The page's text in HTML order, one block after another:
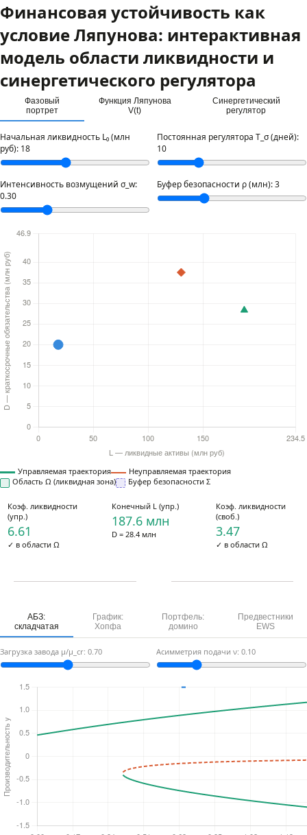
Финансовая устойчивость как
условие Ляпунова: интерактивная
модель области ликвидности и
синергетического регулятора
Фазовый
портрет
Функция Ляпунова
V(t)
Синергетический
регулятор
Начальная ликвидность L₀ (млн
руб): 18
Постоянная регулятора T_σ (дней):
10
Интенсивность возмущений σ_w:
0.30
Буфер безопасности ρ (млн):3
Управляемая траектория
Неуправляемая траектория
Область Ω (ликвидная зона)
Буфер безопасности Σ
Коэф. ликвидности
(упр.)
6.61
✓ в области Ω
Конечный L (упр.)
187.6 млн
D = 28.4 млн
Коэф. ликвидности
(своб.)
3.47
✓ в области Ω
АБЗ:
складчатая
График:
Хопфа
Портфель:
домино
Предвестники
EWS
Загрузка завода μ/μ_cr: 0.70 Асимметрия подачи ν: 0.10